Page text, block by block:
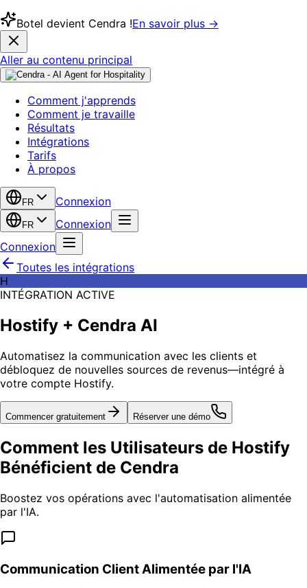
Botel devient Cendra !En savoir plus →
Aller au contenu principal
Comment j'apprends
Comment je travaille
Résultats
Intégrations
Tarifs
À propos
FR Connexion
FR
Connexion
Connexion
Toutes les intégrations
H
INTÉGRATION ACTIVE
Hostify + Cendra AI
Automatisez la communication avec les clients et
débloquez de nouvelles sources de revenus—intégré à
votre compte Hostify.
Commencer gratuitement Réserver une démo
Comment les Utilisateurs de Hostify
Bénéficient de Cendra
Boostez vos opérations avec l'automatisation alimentée
par l'IA.
Communication Client Alimentée par l'IA